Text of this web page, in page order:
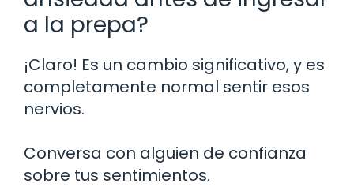
a la prepa?
¡Claro! Es un cambio significativo, y es
completamente normal sentir esos
nervios.
Conversa con alguien de confianza
sobre tus sentimientos.